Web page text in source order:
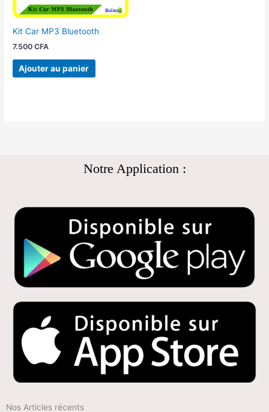
Kit Car MP3 Bluetooth
7.500CFA
Ajouter au panier
Notre Application :
Nos Articles récents